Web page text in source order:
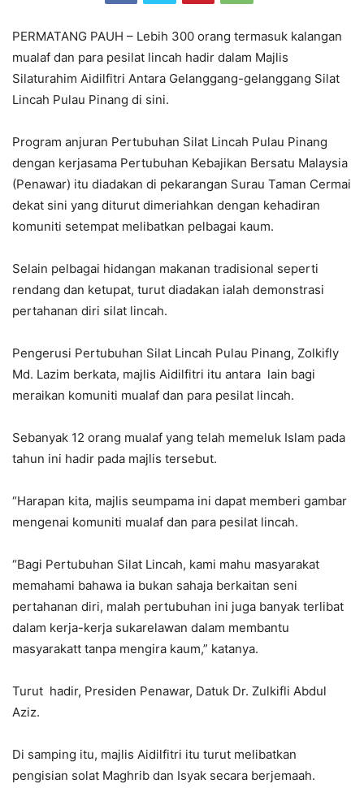
PERMATANG PAUH – Lebih 300 orang termasuk kalangan
mualaf dan para pesilat lincah hadir dalam Majlis
Silaturahim Aidilfitri Antara Gelanggang-gelanggang Silat
Lincah Pulau Pinang di sini.
Program anjuran Pertubuhan Silat Lincah Pulau Pinang
dengan kerjasama Pertubuhan Kebajikan Bersatu Malaysia
(Penawar) itu diadakan di pekarangan Surau Taman Cermai
dekat sini yang diturut dimeriahkan dengan kehadiran
komuniti setempat melibatkan pelbagai kaum.
Selain pelbagai hidangan makanan tradisional seperti
rendang dan ketupat, turut diadakan ialah demonstrasi
pertahanan diri silat lincah.
Pengerusi Pertubuhan Silat Lincah Pulau Pinang, Zolkifly
Md. Lazim berkata, majlis Aidilfitri itu antara lain bagi
meraikan komuniti mualaf dan para pesilat lincah.
Sebanyak 12 orang mualaf yang telah memeluk Islam pada
tahun ini hadir pada majlis tersebut.
“Harapan kita, majlis seumpama ini dapat memberi gambar
mengenai komuniti mualaf dan para pesilat lincah.
“Bagi Pertubuhan Silat Lincah, kami mahu masyarakat
memahami bahawa ia bukan sahaja berkaitan seni
pertahanan diri, malah pertubuhan ini juga banyak terlibat
dalam kerja-kerja sukarelawan dalam membantu
masyarakatt tanpa mengira kaum,” katanya.
Turut hadir, Presiden Penawar, Datuk Dr. Zulkifli Abdul
Aziz.
Di samping itu, majlis Aidilfitri itu turut melibatkan
pengisian solat Maghrib dan Isyak secara berjemaah.